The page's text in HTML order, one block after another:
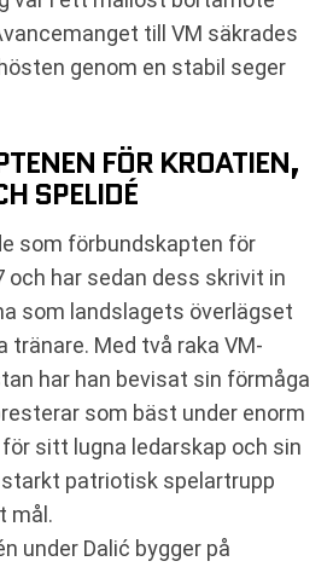
till VM säkrades
genom en stabil seger
FÖR KROATIEN,
SPELIDÉ
som förbundskapten för
och har sedan dess skrivit in
som landslagets överlägset
Med två raka VM-
har han bevisat sin förmåga
som bäst under enorm
sitt lugna ledarskap och sin
patriotisk spelartrupp
mål.
under Dalić bygger på